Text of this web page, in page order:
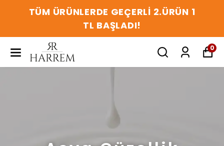
TÜM ÜRÜNLERDE GEÇERLİ 2.ÜRÜN 1
TL BAŞLADI!
0